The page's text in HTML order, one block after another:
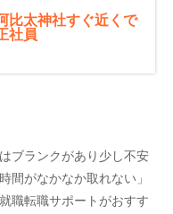
比太神社すぐ近くで
社員
ブランクがあり少し不安
間がなかなか取れない」
職転職サポートがおすす